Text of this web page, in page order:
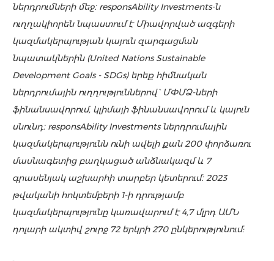
ներդրումների մեջ։ responsAbility Investments-ն
ուղղակիորեն նպաստում է Միավորված ազգերի
կազմակերպության կայուն զարգացման
նպատակներին (United Nations Sustainable
Development Goals - SDGs) երեք հիմնական
ներդրումային ուղղություններով` ՄՓՄՁ-ների
ֆինանսավորում, կլիմայի ֆինանսավորում և կայուն
սնունդ։ responsAbility Investments ներդրումային
կազմակերպությունն ունի ավելի քան 200 փորձառու
մասնագետից բաղկացած անձնակազմ և 7
գրասենյակ աշխարհի տարբեր կետերում։ 2023
թվականի հոկտեմբերի 1-ի դրությամբ
կազմակերպությունը կառավարում է 4,7 մլրդ ԱՄՆ
դոլարի ակտիվ շուրջ 72 երկրի 270 ընկերությունում: